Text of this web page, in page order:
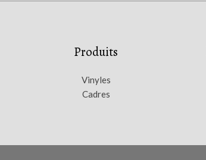
Produits
Vinyles
Cadres